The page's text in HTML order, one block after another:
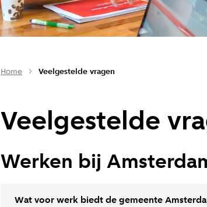
Home Veelgestelde vragen
Veelgestelde
Werken bij
Wat voor werk biedt de gemeente